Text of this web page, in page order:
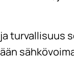
turvallisuus